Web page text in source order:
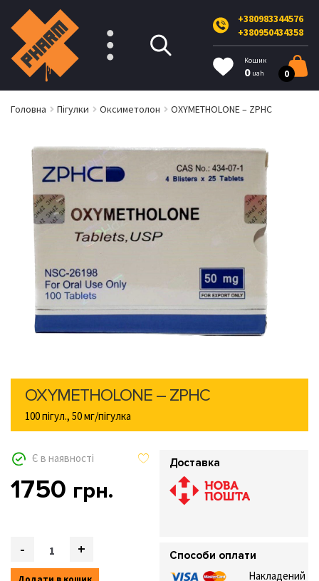
+380983344576
+380950434358
Кошик
0 uah 0
Головна Пігулки Оксиметолон OXYMETHOLONE – ZPHC
Доставка
Способи оплати
Накладений
OXYMETHOLONE – ZPHC
100 пігул., 50 мг/пігулка
Є в наявності
1750 грн.
- +